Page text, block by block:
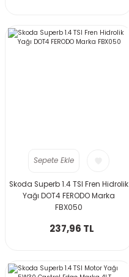
Sepete Ekle
Skoda Superb 1.4 TSI Fren Hidrolik
Yağı DOT4 FERODO Marka
FBX050
237,96 TL